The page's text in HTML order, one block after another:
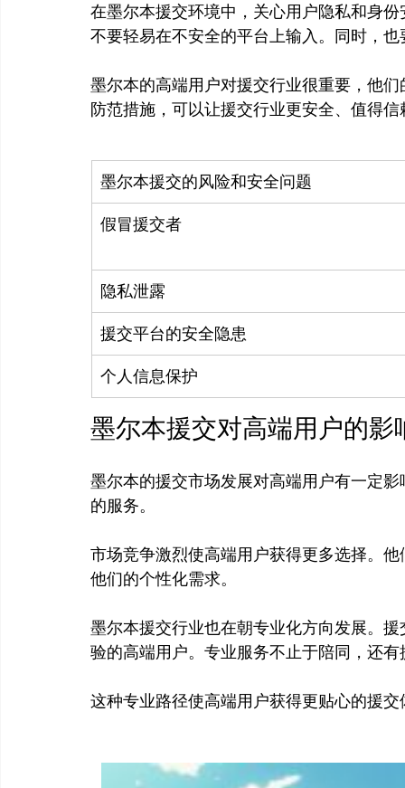
在墨尔本援交环境中，关心用户隐私和身
不要轻易在不安全的平台上输入。同时，
墨尔本的高端用户对援交行业很重要，他
墨尔本援交的风险和安全问题
假冒援交者
隐私泄露
援交平台的安全隐患
个人信息保护
墨尔本援交对高端用户的影
墨尔本的援交市场发展对高端用户有一定
的服务。
市场竞争激烈使高端用户获得更多选择。
他们的个性化需求。
墨尔本援交行业也在朝专业化方向发展。
验的高端用户。专业服务不止于陪同，还
这种专业路径使高端用户获得更贴心的援